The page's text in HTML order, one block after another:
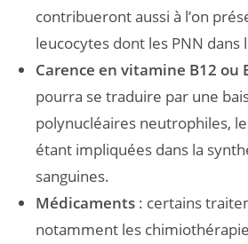
contribueront aussi à l’on
leucocytes dont les PNN dans
Carence en vitamine B12 ou
pourra se traduire par une
polynucléaires neutrophiles,
étant impliquées dans la
sanguines.
Médicaments : certains
notamment les